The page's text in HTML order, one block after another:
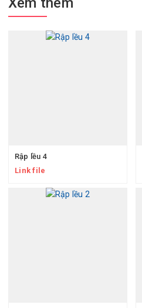
Rập lều 4
Link file